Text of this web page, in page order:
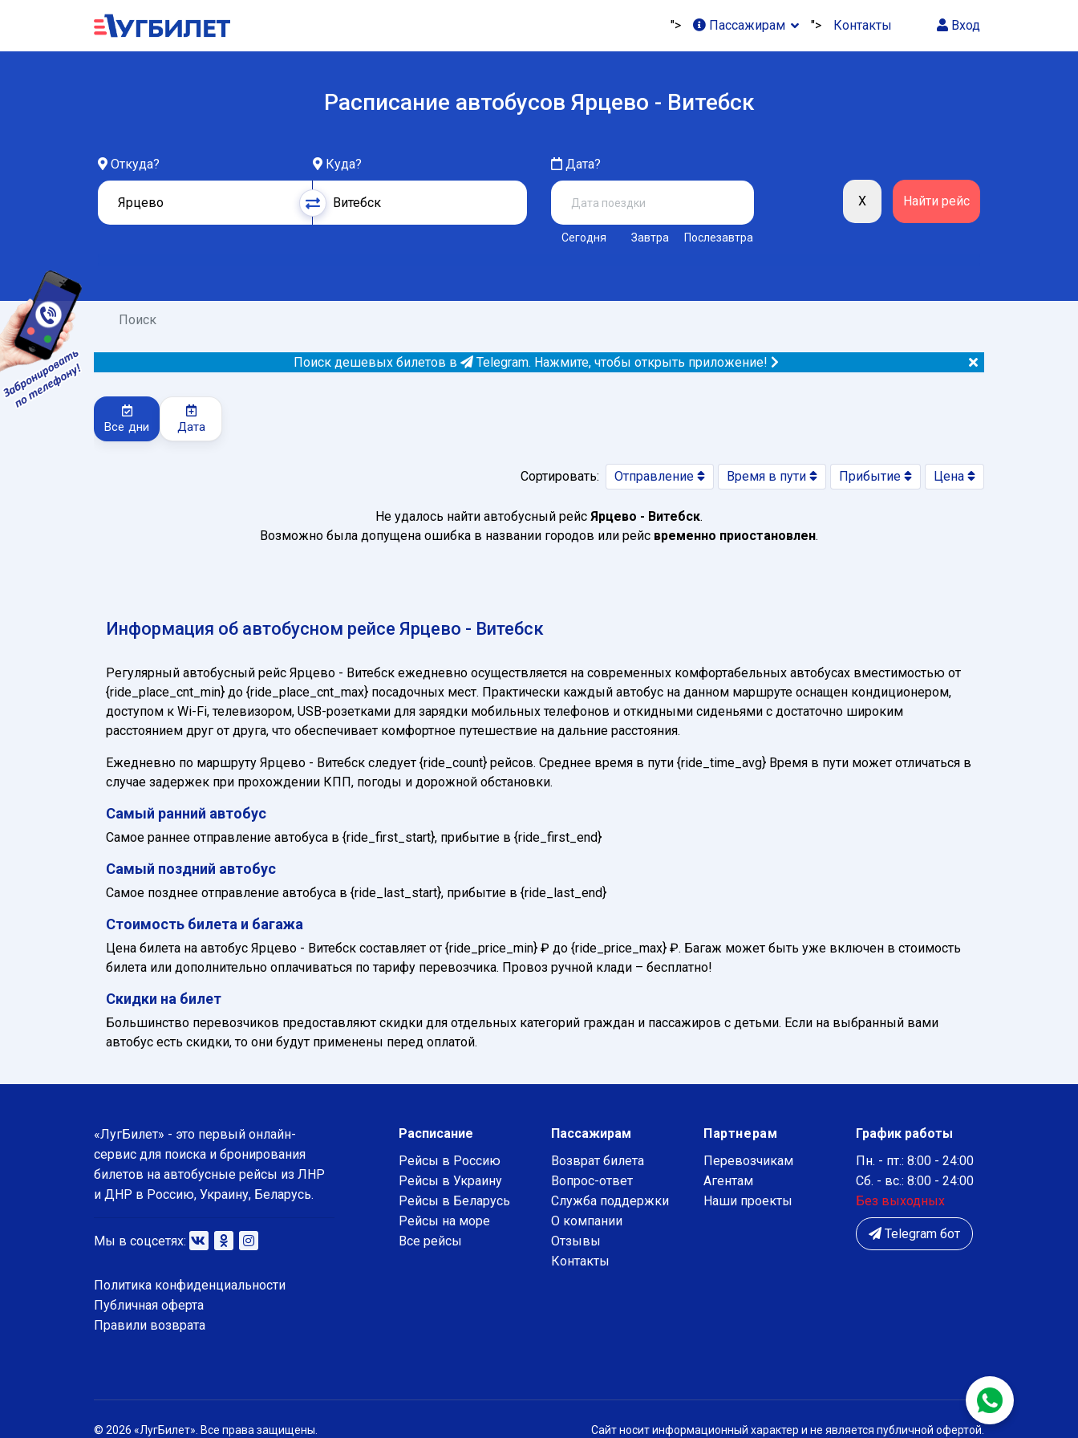
Вход
"> Пассажирам "> Контакты
Расписание автобусов Ярцево - Витебск
Откуда? Куда? Дата?
Сегодня Завтра Послезавтра
Поиск
Поиск дешевых билетов в Telegram. Нажмите, чтобы открыть приложение!
Все дни Дата
Сортировать: Отправление Время в пути Прибытие Цена
Не удалось найти автобусный рейс Ярцево - Витебск.
Возможно была допущена ошибка в названии городов или рейс временно приостановлен.
Информация об автобусном рейсе Ярцево - Витебск
Регулярный автобусный рейс Ярцево - Витебск ежедневно осуществляется на современных комфортабельных автобусах вместимостью от
{ride_place_cnt_min} до {ride_place_cnt_max} посадочных мест. Практически каждый автобус на данном маршруте оснащен кондиционером,
доступом к Wi-Fi, телевизором, USB-розетками для зарядки мобильных телефонов и откидными сиденьями с достаточно широким
расстоянием друг от друга, что обеспечивает комфортное путешествие на дальние расстояния.
Ежедневно по маршруту Ярцево - Витебск следует {ride_count} рейсов. Среднее время в пути {ride_time_avg} Время в пути может отличаться в
случае задержек при прохождении КПП, погоды и дорожной обстановки.
Самый ранний автобус
Самое раннее отправление автобуса в {ride_first_start}, прибытие в {ride_first_end}
Самый поздний автобус
Самое позднее отправление автобуса в {ride_last_start}, прибытие в {ride_last_end}
Стоимость билета и багажа
Цена билета на автобус Ярцево - Витебск составляет от {ride_price_min} ₽ до {ride_price_max} ₽. Багаж может быть уже включен в стоимость
билета или дополнительно оплачиваться по тарифу перевозчика. Провоз ручной клади – бесплатно!
Скидки на билет
Большинство перевозчиков предоставляют скидки для отдельных категорий граждан и пассажиров с детьми. Если на выбранный вами
автобус есть скидки, то они будут применены перед оплатой.
«ЛугБилет» - это первый онлайн-
сервис для поиска и бронирования
билетов на автобусные рейсы из ЛНР
и ДНР в Россию, Украину, Беларусь.
Мы в соцсетях:
Политика конфиденциальности
Публичная оферта
Правили возврата
Расписание
Рейсы в Россию
Рейсы в Украину
Рейсы в Беларусь
Рейсы на море
Все рейсы
Пассажирам
Возврат билета
Вопрос-ответ
Служба поддержки
О компании
Отзывы
Контакты
Партнерам
Перевозчикам
Агентам
Наши проекты
График работы
Пн. - пт.: 8:00 - 24:00
Сб. - вс.: 8:00 - 24:00
Без выходных
Telegram бот
© 2026 «ЛугБилет». Все права защищены. Сайт носит информационный характер и не является публичной офертой.